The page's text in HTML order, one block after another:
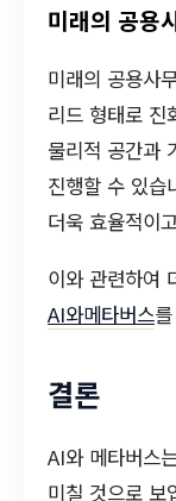
미래의 공용
미래의 공용사
리드 형태로 진
물리적 공간과
진행할 수 있습
더욱 효율적이
이와 관련하여
AI와메타버스
결론
AI와 메타버스
미칠 것으로 보